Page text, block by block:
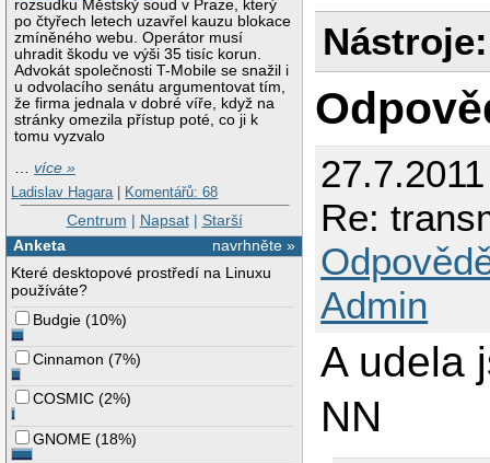
rozsudku Městský soud v Praze, který
po čtyřech letech uzavřel kauzu blokace
zmíněného webu. Operátor musí
uhradit škodu ve výši 35 tisíc korun.
Advokát společnosti T-Mobile se snažil i
u odvolacího senátu argumentovat tím,
že firma jednala v dobré víře, když na
stránky omezila přístup poté, co ji k
tomu vyzvalo
…více »
Ladislav Hagara | Komentářů: 68
Centrum | Napsat| Starší
navrhněte »
Anketa
Které desktopové prostředí na Linuxu
používáte?
Budgie (10%)
Cinnamon (7%)
COSMIC (2%)
GNOME (18%)
Nástroje:
Re:
Admin
A udela
NN